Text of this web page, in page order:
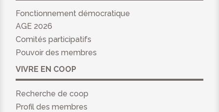
Fonctionnement démocratique
AGE 2026
Comités participatifs
Pouvoir des membres
VIVRE EN COOP
Recherche de coop
Profil des membres